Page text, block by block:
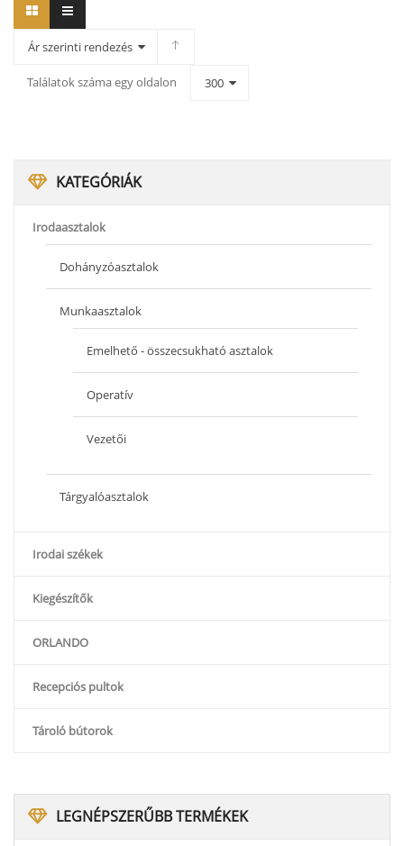
KATEGÓRIÁK
Irodaasztalok
Dohányzóasztalok
Munkaasztalok
Emelhető - összecsukható asztalok
Operatív
Vezetői
Tárgyalóasztalok
Irodai székek
Kiegészítők
ORLANDO
Recepciós pultok
Tároló bútorok
LEGNÉPSZERŰBBTERMÉKEK
Ár szerinti rendezés
Találatok száma egy oldalon 300